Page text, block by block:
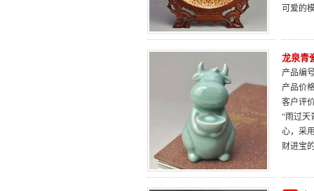
可爱的
龙泉青
产品编
产品价
客户评
“雨过天
心，采
财进宝